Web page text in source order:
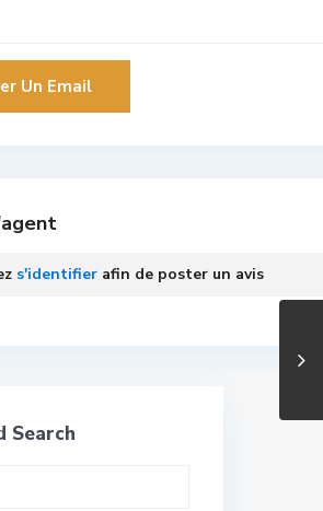
s'identifier afin de poster un avis
Search